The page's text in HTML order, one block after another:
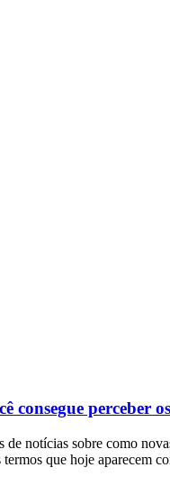
perceber
de notícias sobre como
que hoje aparecem